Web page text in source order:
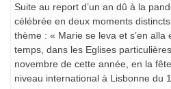
Suite au report d’un an dû à la
célébrée en deux moments
thème : « Marie se leva et s’en
temps, dans les Eglises
novembre de cette année, en la
niveau international à Lisbonne du